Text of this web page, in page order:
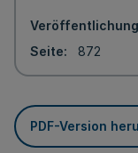
Seite
872
PDF-Version